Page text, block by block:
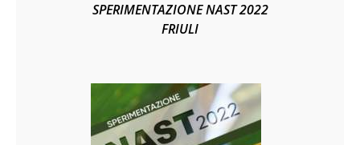
SPERIMENTAZIONE NAST 2022
FRIULI